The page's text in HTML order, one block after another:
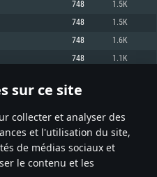
sur ce site
collecter et analyser des
et l'utilisation du site,
de médias sociaux et
le contenu et les
Xeon ne sont pas supportés)
avec support de Metal
derniers drivers (moins de 6 mois) /
748 1.5K
748 1.5K
748 1.6K
748 1.1K
99 198